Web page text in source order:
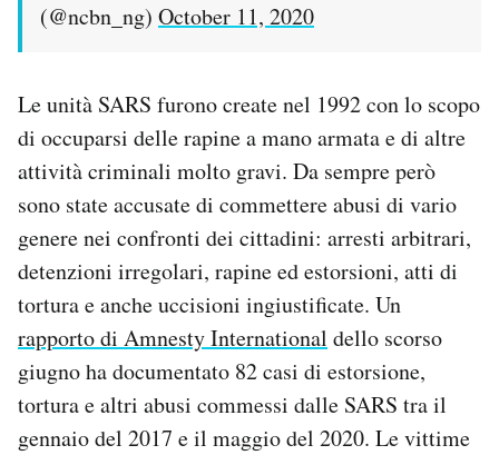
(@ncbn_ng) October 11, 2020
Le unità SARS furono create nel 1992 con lo scopo
di occuparsi delle rapine a mano armata e di altre
attività criminali molto gravi. Da sempre però
sono state accusate di commettere abusi di vario
genere nei confronti dei cittadini: arresti arbitrari,
detenzioni irregolari, rapine ed estorsioni, atti di
tortura e anche uccisioni ingiustificate. Un
rapporto di Amnesty International dello scorso
giugno ha documentato 82 casi di estorsione,
tortura e altri abusi commessi dalle SARS tra il
gennaio del 2017 e il maggio del 2020. Le vittime